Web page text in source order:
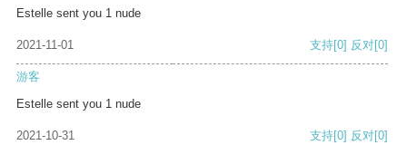
Estelle sent you 1 nude
2021-11-01 支持[0] 反对[0]
游客
Estelle sent you 1 nude
2021-10-31 支持[0] 反对[0]